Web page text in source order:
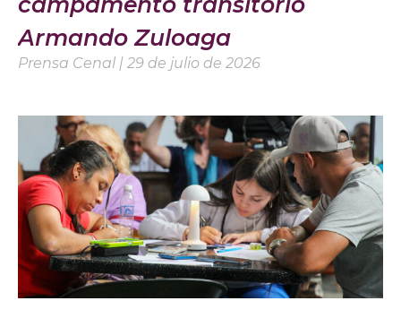
Armando Zuloaga
Prensa Cenal 29 de julio de 2026